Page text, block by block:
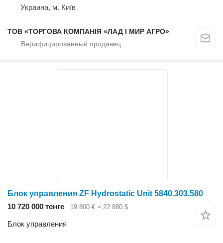
Украина, м. Київ
ТОВ «ТОРГОВА КОМПАНІЯ «ЛАД І МИР АГРО»
Блок управления ZF Hydrostatic Unit 5840.303.580
10 720 000 тенге
19 800 € ≈ 22 880 $
Блок управления